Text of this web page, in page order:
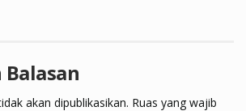
akan dipublikasikan. Ruas yang wajib